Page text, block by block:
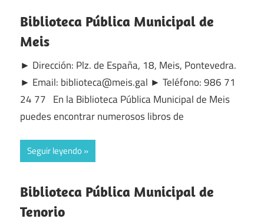
Biblioteca Pública Municipal de
Meis
► Dirección: Plz. de España, 18, Meis, Pontevedra.
► Email: biblioteca@meis.gal ► Teléfono: 986 71
24 77 En la Biblioteca Pública Municipal de Meis
puedes encontrar numerosos libros de
Seguir leyendo
Biblioteca Pública Municipal de
Tenorio